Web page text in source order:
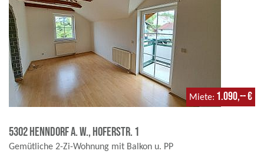
Miete 1.090,-- €
5302 Henndorf a. W., Hoferstr. 1
Gemütliche 2-Zi-Wohnung mit Balkon u. PP